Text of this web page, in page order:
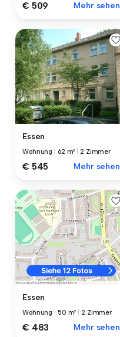
€ 509 Mehr sehen
Essen
Wohnung 62 m² 2 Zimmer
€ 545 Mehr sehen
Essen
Wohnung 50 m² |2 Zimmer
€ 483 Mehr sehen